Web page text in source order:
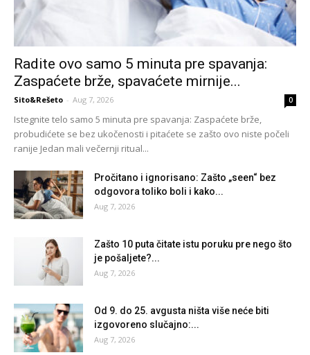
Radite ovo samo 5 minuta pre spavanja:
Zaspaćete brže, spavaćete mirnije...
Sito&Rešeto - Aug 7, 2026 0
Istegnite telo samo 5 minuta pre spavanja: Zaspaćete brže,
probudićete se bez ukočenosti i pitaćete se zašto ovo niste počeli
ranije Jedan mali večernji ritual...
Pročitano i ignorisano: Zašto „seen“ bez
odgovora toliko boli i kako...
Aug 7, 2026
Zašto 10 puta čitate istu poruku pre nego što
je pošaljete?...
Aug 7, 2026
Od 9. do 25. avgusta ništa više neće biti
izgovoreno slučajno:...
Aug 7, 2026